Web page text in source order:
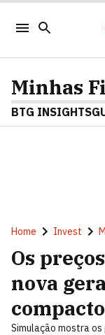
Minhas
BTG INSIGHTS
Home Invest
Os
nova
Simulação mostra